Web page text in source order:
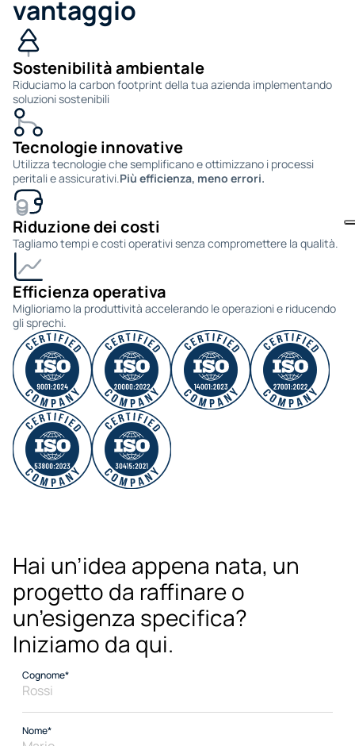
vantaggio
Sostenibilità ambientale
Riduciamo la carbon footprint della tua azienda implementando
soluzioni sostenibili
Tecnologie innovative
Utilizza tecnologie che semplificano e ottimizzano i processi
peritali e assicurativi.Più efficienza, meno errori.
Riduzione dei costi
Tagliamo tempi e costi operativi senza compromettere la qualità.
Efficienza operativa
Miglioriamo la produttività accelerando le operazioni e riducendo
gli sprechi.
Hai un’idea appena nata, un
progetto da raffinare o
un’esigenza specifica?
Iniziamo da qui.
Cognome*
Nome*